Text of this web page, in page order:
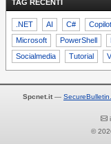
TAG RECENTI
.NET AI C# Copilot
Microsoft
PowerShell
Socialmedia
Tutorial
Spcnet.it —
©